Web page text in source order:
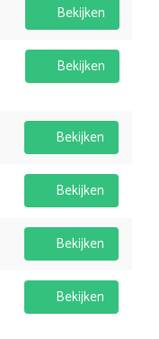
Bekijken
Bekijken
Bekijken
Bekijken
Bekijken
Bekijken